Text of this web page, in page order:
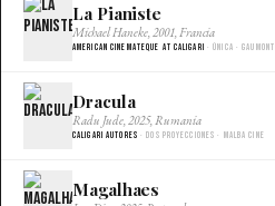
La Pianiste
Michael Haneke, 2001, Francia
American Cinemateque at Caligari · Única · Gaumont
Dracula
Radu Jude, 2025, Rumania
Caligari Autores · Dos proyecciones · Malba Cine
Magalhaes